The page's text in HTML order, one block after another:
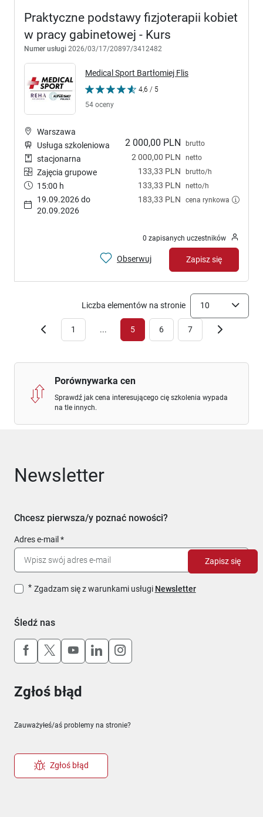
Praktyczne podstawy fizjoterapii kobiet
w pracy gabinetowej - Kurs
Numer usługi 2026/03/17/20897/3412482
Medical Sport Bartłomiej Flis
4,6 / 5
54 oceny
2 000,00 PLN brutto
2 000,00 PLN netto
133,33 PLN brutto/h
133,33 PLN netto/h
183,33 PLN cena rynkowa
Warszawa
Usługa szkoleniowa
stacjonarna
Zajęcia grupowe
15:00 h
19.09.2026 do
20.09.2026
0 zapisanych uczestników
Obserwuj Zapisz się
1 ... 5 6 7
Liczba elementów na stronie 10
Porównywarka cen
Sprawdź jak cena interesującego cię szkolenia wypada
na tle innych.
Newsletter
Chcesz pierwsza/y poznać nowości?
Adres e-mail
Zgadzam się z warunkami usługi Newsletter
Zapisz się
Śledź nas
Uwaga, link otworzy się w nowym oknie
Uwaga, link otworzy się w nowym oknie
Uwaga, link otworzy się w nowym
Uwaga, link otworzy się w
Uwaga, link otworzy się w
Zgłoś błąd
Zauważyłeś/aś problemy na stronie?
Zgłoś błąd